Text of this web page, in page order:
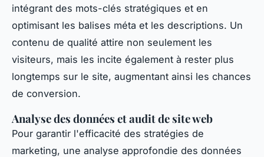
intégrant des mots-clés stratégiques et en
optimisant les balises méta et les descriptions. Un
contenu de qualité attire non seulement les
visiteurs, mais les incite également à rester plus
longtemps sur le site, augmentant ainsi les chances
de conversion.
Analyse des données et audit de site web
Pour garantir l'efficacité des stratégies de
marketing, une analyse approfondie des données